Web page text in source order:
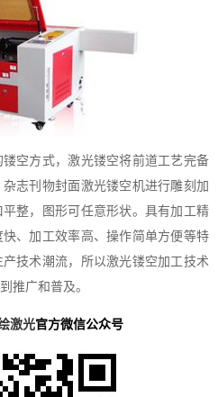
空方式，激光镂空将前道工艺完备
志刊物封面激光镂空机进行雕刻加
整，图形可任意形状。具有加工精
、加工效率高、操作简单方便等特
技术潮流，所以激光镂空加工技术
推广和普及。
激光官方微信公众号